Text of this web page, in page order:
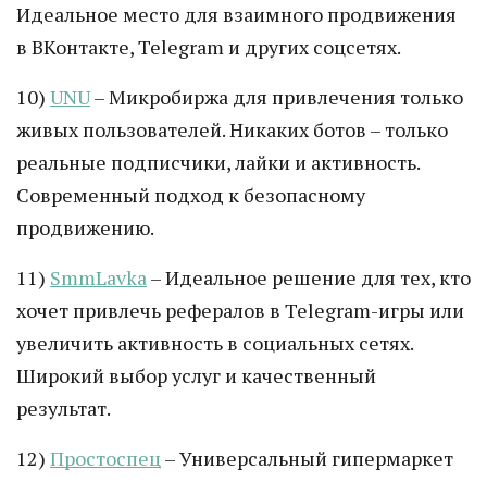
Идеальное место для взаимного продвижения
в ВКонтакте, Telegram и других соцсетях.
10) UNU– Микробиржа для привлечения только
живых пользователей. Никаких ботов – только
реальные подписчики, лайки и активность.
Современный подход к безопасному
продвижению.
11) SmmLavka– Идеальное решение для тех, кто
хочет привлечь рефералов в Telegram-игры или
увеличить активность в социальных сетях.
Широкий выбор услуг и качественный
результат.
12) Простоспец– Универсальный гипермаркет